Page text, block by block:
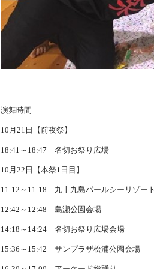
演舞時間
10月21日【前夜祭】
18:41～18:47 名切お祭り広場
10月22日【本祭1日目】
11:12～11:18 九十九島パールシーリゾー
12:42～12:48 島瀬公園会場
14:18～14:24 名切お祭り広場会場
15:36～15:42 サンプラザ松浦公園会場